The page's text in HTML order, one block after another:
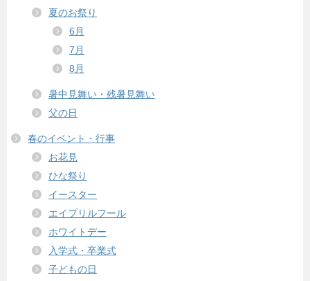
夏のお祭り
6月
7月
8月
暑中見舞い・残暑見舞い
父の日
春のイベント・行事
お花見
ひな祭り
イースター
エイプリルフール
ホワイトデー
入学式・卒業式
子どもの日